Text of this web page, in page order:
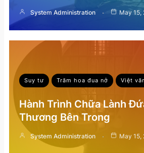
System Administration May 15,
Suy tư Trăm hoa đua nở Việt
Hành Trình Chữa Lành
Thương Bên Trong
System Administration May 15,